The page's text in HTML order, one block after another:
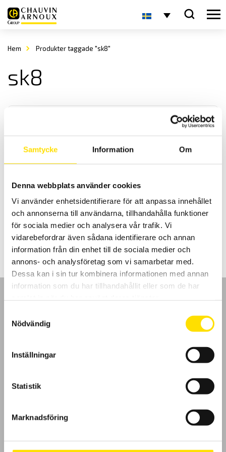
Samtycke Information Om
Denna webbplats använder cookies
Vi använder enhetsidentifierare för att anpassa innehållet
och annonserna till användarna, tillhandahålla funktioner
för sociala medier och analysera vår trafik. Vi
vidarebefordrar även sådana identifierare och annan
information från din enhet till de sociala medier och
annons- och analysföretag som vi samarbetar med.
Dessa kan i sin tur kombinera informationen med annan
information som du har tillhandahållit eller som de har
Nödvändig
Inställningar
Statistik
Marknadsföring
Hem Produkter taggade "sk8"
sk8
Temperaturgivare typ K, modell SK6 till SK13
temperaturgivare för instrument med minikontakt typ k.
1,090.00 kr–3,260.00krPrisintervall:
1,090.00 kr
till
3,260.00 kr
LÄS MER